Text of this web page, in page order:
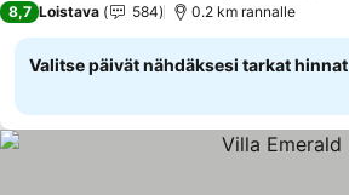
8,7 Loistava 584 0.2 km rannalle
Valitse päivät nähdäksesi tarkat hinnat